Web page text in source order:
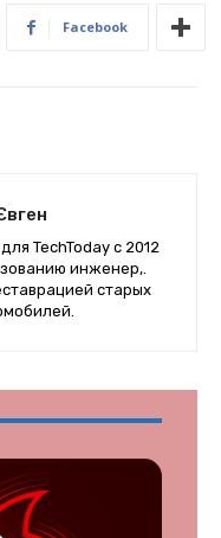
Facebook
TechToday с 2012
инженер,.
старых